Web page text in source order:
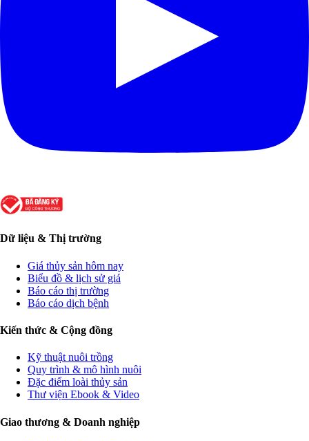
Dữ liệu & Thị trường
Giá thủy sản hôm nay
Biểu đồ & lịch sử giá
Báo cáo thị trường
Báo cáo dịch bệnh
Kiến thức & Cộng đồng
Kỹ thuật nuôi trồng
Quy trình & mô hình nuôi
Đặc điểm loài thủy sản
Thư viện Ebook & Video
Giao thương & Doanh nghiệp